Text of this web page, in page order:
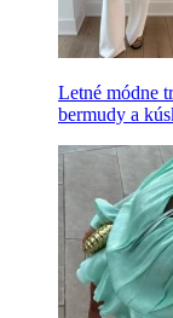
Letné módne
bermudy a